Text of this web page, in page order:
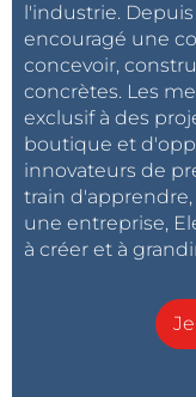
l'industrie.
encouragé une
concevoir,
concrètes. Les
exclusif à des
boutique et
innovateurs de
train
une entreprise,
à créer et à